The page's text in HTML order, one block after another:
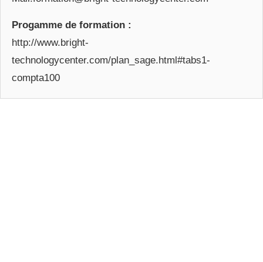
Progamme de formation :
http://www.bright-
technologycenter.com/plan_sage.html#tabs1-
compta100